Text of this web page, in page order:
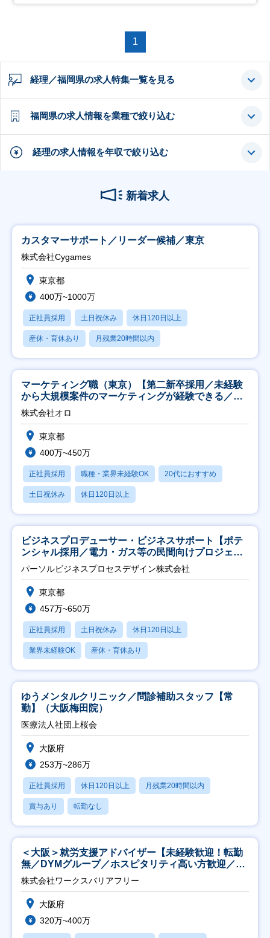
1
経理／福岡県の求人特集一覧を見る
福岡県の求人情報を業種で絞り込む
経理の求人情報を年収で絞り込む
新着求人
カスタマーサポート／リーダー候補／東京
株式会社Cygames
東京都
400万~1000万
正社員採用 土日祝休み 休日120日以上
産休・育休あり 月残業20時間以内
マーケティング職（東京）【第二新卒採用／未経験
から大規模案件のマーケティングが経験できる／研
修充実】
株式会社オロ
東京都
400万~450万
正社員採用 職種・業界未経験OK 20代におすすめ
土日祝休み 休日120日以上
ビジネスプロデューサー・ビジネスサポート【ポテ
ンシャル採用／電力・ガス等の民間向けプロジェク
ト推進】
パーソルビジネスプロセスデザイン株式会社
東京都
457万~650万
正社員採用 土日祝休み 休日120日以上
業界未経験OK 産休・育休あり
ゆうメンタルクリニック／問診補助スタッフ【常
勤】（大阪梅田院）
医療法人社団上桜会
大阪府
253万~286万
正社員採用 休日120日以上 月残業20時間以内
賞与あり 転勤なし
＜大阪＞就労支援アドバイザー【未経験歓迎！転勤
無／DYMグループ／ホスピタリティ高い方歓迎／土
日祝】
株式会社ワークスバリアフリー
大阪府
320万~400万